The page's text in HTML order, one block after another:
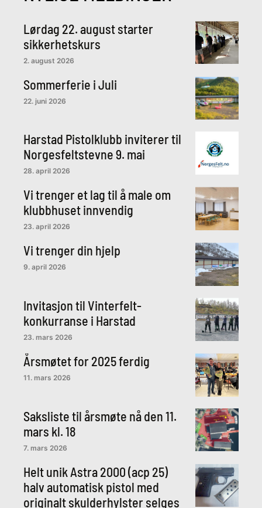
Lørdag 22. august starter
sikkerhetskurs
2. august 2026
Sommerferie i Juli
22. juni 2026
Harstad Pistolklubb inviterer til
Norgesfeltstevne 9. mai
28. april 2026
Vi trenger et lag til å male om
klubbhuset innvendig
23. april 2026
Vi trenger din hjelp
9. april 2026
Invitasjon til Vinterfelt-
konkurranse i Harstad
23. mars 2026
Årsmøtet for 2025 ferdig
11. mars 2026
Saksliste til årsmøte nå den 11.
mars kl. 18
7. mars 2026
Helt unik Astra 2000 (acp 25)
halv automatisk pistol med
originalt skulderhylster selges